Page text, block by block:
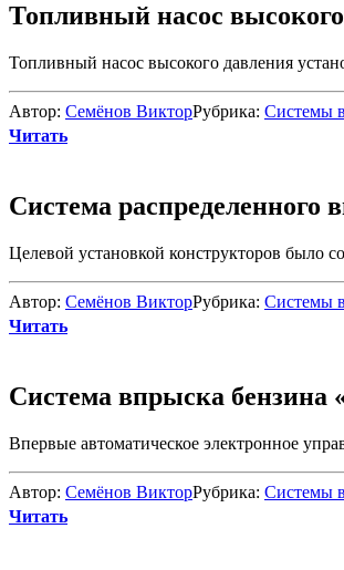
Топливный насос
Топливный насос высокого давления
Автор: Семёнов ВикторРубрика: Системы
Читать
Система
Целевой установкой конструкторов было
Автор: Семёнов ВикторРубрика: Системы
Читать
Система впрыска бензина
Впервые автоматическое электронное
Автор: Семёнов ВикторРубрика: Системы
Читать